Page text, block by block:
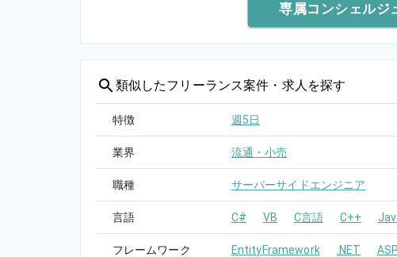
専属コンシェルジ
類似したフリーランス案件・求人を探す
特徴 週5日
業界 流通・小売
職種 サーバーサイドエンジニア
言語 C# VB C言語 C++
フレームワーク EntityFramework .NET